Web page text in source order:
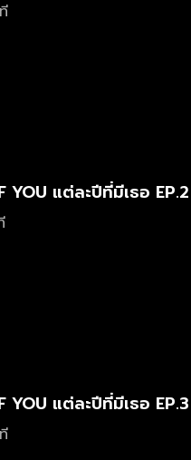
YOU แต่ละปีที่มีเธอ EP.2
YOU แต่ละปีที่มีเธอ EP.3